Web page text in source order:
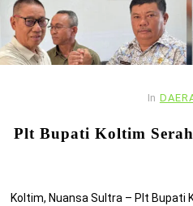
In
Plt Bupati Koltim
Koltim, Nuansa Sultra – Plt Bupati